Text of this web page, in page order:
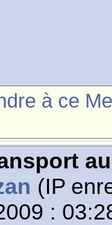
à ce
(IP
: